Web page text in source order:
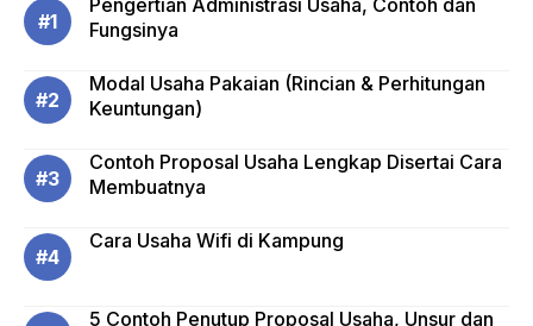
Pengertian Administrasi Usaha, Contoh dan
Fungsinya
Modal Usaha Pakaian (Rincian & Perhitungan
Keuntungan)
Contoh Proposal Usaha Lengkap Disertai Cara
Membuatnya
Cara Usaha Wifi di Kampung
5 Contoh Penutup Proposal Usaha, Unsur dan